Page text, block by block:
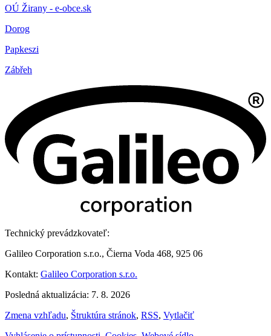
OÚ Žirany - e-obce.sk
Dorog
Papkeszi
Zábřeh
Technický prevádzkovateľ:
Galileo Corporation s.r.o., Čierna Voda 468, 925 06
Kontakt: Galileo Corporation s.r.o.
Posledná aktualizácia: 7. 8. 2026
Zmena vzhľadu, Štruktúra stránok, RSS, Vytlačiť